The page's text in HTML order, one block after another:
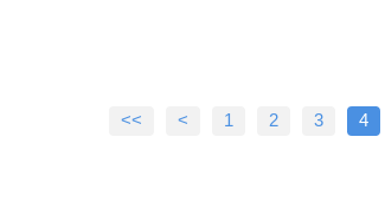
<< < 1 2 3 4